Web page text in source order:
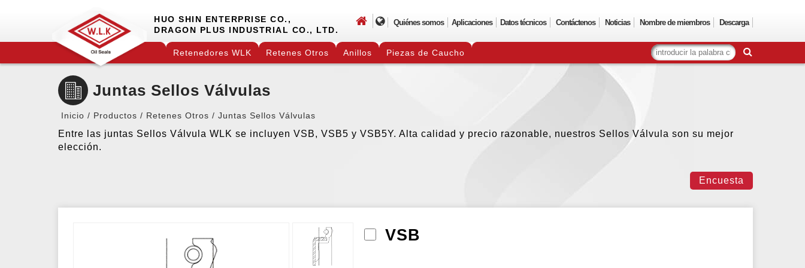
HUO SHIN ENTERPRISE CO.,
DRAGON PLUS INDUSTRIAL CO., LTD.
Quiénes somos Aplicaciones Datos técnicos Contáctenos Noticias Nombre de miembros Descarga
Retenedores WLK Retenes Otros Anillos Piezas de Caucho
Juntas Sellos Válvulas
Inicio Productos Retenes Otros Juntas Sellos Válvulas
Entre las juntas Sellos Válvula WLK se incluyen VSB, VSB5 y VSB5Y. Alta calidad y precio razonable, nuestros Sellos Válvula son su mejor
elección.
Encuesta
VSB